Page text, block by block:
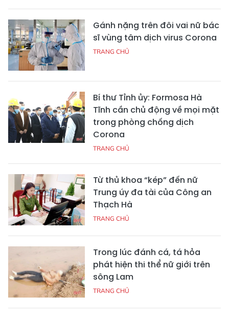
Gánh nặng trên đôi vai nữ bác
sĩ vùng tâm dịch virus Corona
TRANG CHỦ
Bí thư Tỉnh ủy: Formosa Hà
Tĩnh cần chủ động về mọi mặt
trong phòng chống dịch
Corona
TRANG CHỦ
Từ thủ khoa “kép” đến nữ
Trung úy đa tài của Công an
Thạch Hà
TRANG CHỦ
Trong lúc đánh cá, tá hỏa
phát hiện thi thể nữ giới trên
sông Lam
TRANG CHỦ